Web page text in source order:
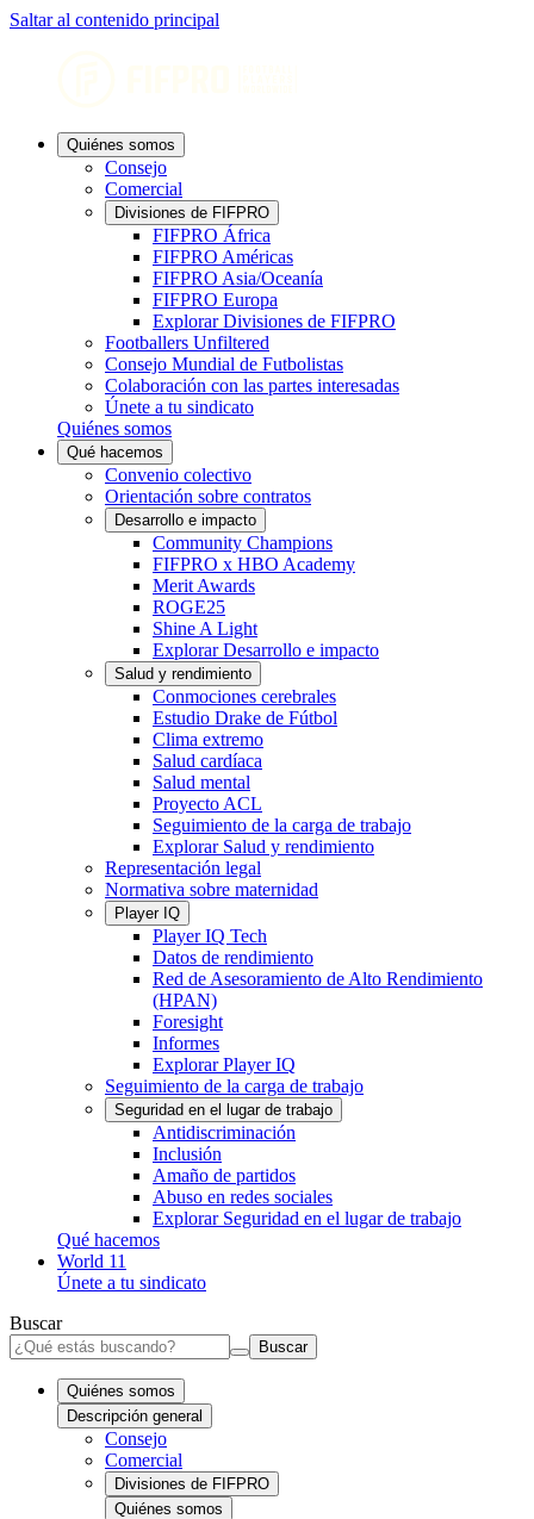
Saltar al contenido principal
Quiénes somos
Consejo
Comercial
Divisiones de FIFPRO
FIFPRO África
FIFPRO Américas
FIFPRO Asia/Oceanía
FIFPRO Europa
Explorar Divisiones de FIFPRO
Footballers Unfiltered
Consejo Mundial de Futbolistas
Colaboración con las partes interesadas
Únete a tu sindicato
Quiénes somos
Qué hacemos
Convenio colectivo
Orientación sobre contratos
Desarrollo e impacto
Community Champions
FIFPRO x HBO Academy
Merit Awards
ROGE25
Shine A Light
Explorar Desarrollo e impacto
Salud y rendimiento
Conmociones cerebrales
Estudio Drake de Fútbol
Clima extremo
Salud cardíaca
Salud mental
Proyecto ACL
Seguimiento de la carga de trabajo
Explorar Salud y rendimiento
Representación legal
Normativa sobre maternidad
Player IQ
Player IQ Tech
Datos de rendimiento
Red de Asesoramiento de Alto Rendimiento
(HPAN)
Foresight
Informes
Explorar Player IQ
Seguimiento de la carga de trabajo
Seguridad en el lugar de trabajo
Antidiscriminación
Inclusión
Amaño de partidos
Abuso en redes sociales
Explorar Seguridad en el lugar de trabajo
Qué hacemos
World 11
Únete a tu sindicato
Buscar
Buscar
Quiénes somos
Descripción general
Consejo
Comercial
Divisiones de FIFPRO
Quiénes somos